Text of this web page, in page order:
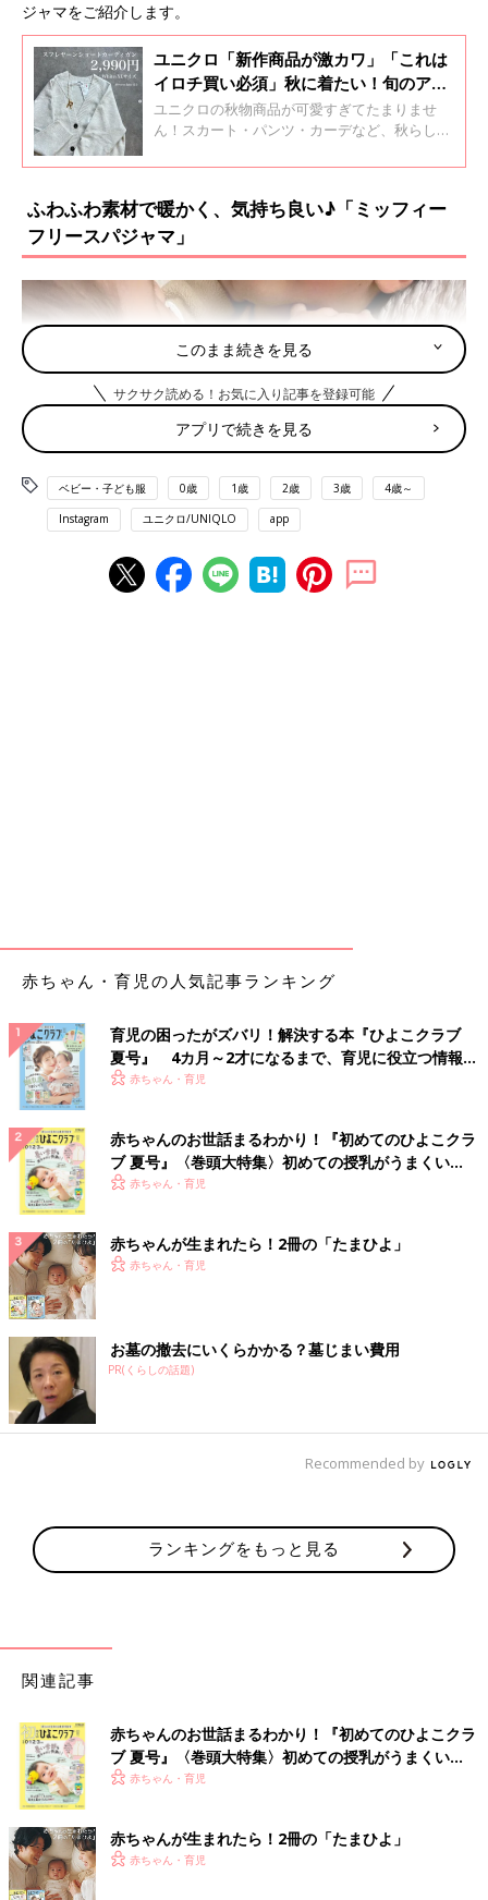
ジャマをご紹介します。
ユニクロ「新作商品が激カワ」「これは
イロチ買い必須」秋に着たい！旬のアイ
テム5選
ユニクロの秋物商品が可愛すぎてたまりませ
ん！スカート・パンツ・カーデなど、秋らしい
が上がるものばかり♪ 今回はそんなユニクロの
ふわふわ素材で暖かく、気持ち良い♪「ミッフィー
フリースパジャマ」
すよね。暖かくて心地よく過ごせるので、子どもたちもお気に入
りに♪ パジャマのすそとウエスト部分にボタンがついているの
ふっくら素材の「キルトパジャマ」は何枚持ってて
も使える◎
出典：Instagramアカウント「tai.mom2019」
ひーちゃんさんは、こちらのキルトパジャマを購入。キルト素材
なのでふんわりと柔らかく、着心地の良さが長く続くのもうれし
いですよね。子どももリラックスして過ごせるところも◎。キャ
ラクターものだけでなく、ハートやあしあと柄など、シンプルで
ね！
このまま続きを見る
サクサク読める！お気に入り記事を登録可能
アプリで続きを見る
ベビー・子ども服 0歳 1歳 2歳 3歳 4歳～
Instagram ユニクロ/UNIQLO app
赤ちゃん・育児の人気記事ランキング
育児の困ったがズバリ！解決する本『ひよこクラブ
夏号』 4カ月～2才になるまで、育児に役立つ情報が
いっぱい！
赤ちゃん・育児
赤ちゃんのお世話まるわかり！『初めてのひよこクラ
ブ 夏号』〈巻頭大特集〉初めての授乳がうまくい
く！ おっぱい・ミルクの基本と夏のトラブル 解決テ
赤ちゃん・育児
赤ちゃんが生まれたら！2冊の「たまひよ」
赤ちゃん・育児
お墓の撤去にいくらかかる？墓じまい費用
PR(くらしの話題)
Recommended by
ランキングをもっと見る
関連記事
赤ちゃんのお世話まるわかり！『初めてのひよこクラ
ブ 夏号』〈巻頭大特集〉初めての授乳がうまくい
く！ おっぱい・ミルクの基本と夏のトラブル 解決テ
赤ちゃん・育児
赤ちゃんが生まれたら！2冊の「たまひよ」
赤ちゃん・育児